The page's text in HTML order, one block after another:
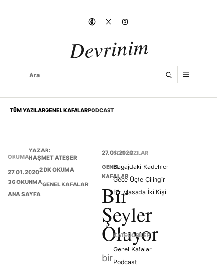
Devrinim
TÜM YAZILARGENEL KAFALARPODCAST
OKUMA
YAZAR:
HAŞMET ATEŞER
27.01.20202 DK OKUMA
36 OKUNMAGENEL KAFALAR
ANA SAYFA
27.01.2020
GENEL
KAFALAR
Bir
Şeyler
Oluyor
bir
SON YAZILAR
Bagajdaki Kadehler
Gece Üçte Çilingir
Bir Masada İki Kişi
KATEGORILER
Genel Kafalar
Podcast